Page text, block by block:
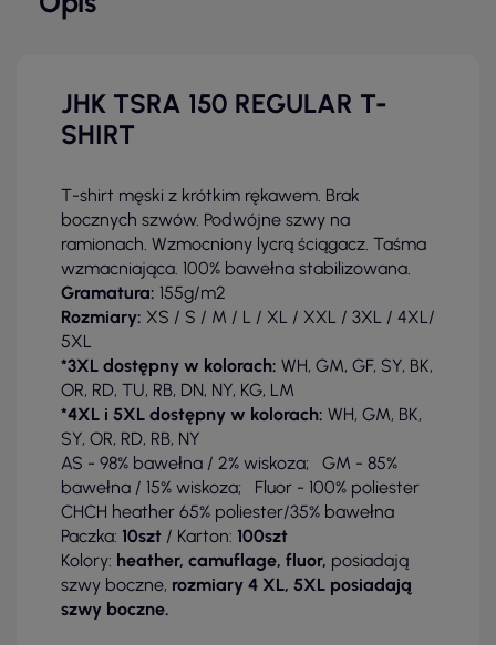
JHK TSRA 150 REGULAR T-
SHIRT
T-shirt męski z krótkim rękawem. Brak
bocznych szwów. Podwójne szwy na
ramionach. Wzmocniony lycrą ściągacz. Taśma
wzmacniająca. 100% bawełna stabilizowana.
Gramatura: 155g/m2
Rozmiary: XS / S / M / L / XL / XXL / 3XL / 4XL/
5XL
*3XL dostępny w kolorach: WH, GM, GF, SY, BK,
OR, RD, TU, RB, DN, NY, KG, LM
*4XL i 5XL dostępny w kolorach: WH, GM, BK,
SY, OR, RD, RB, NY
AS - 98% bawełna / 2% wiskoza; GM - 85%
bawełna / 15% wiskoza; Fluor - 100% poliester
CHCH heather 65% poliester/35% bawełna
Paczka: 10szt / Karton: 100szt
Kolory: heather, camuflage, fluor, posiadają
szwy boczne, rozmiary 4 XL, 5XL posiadają
szwy boczne.